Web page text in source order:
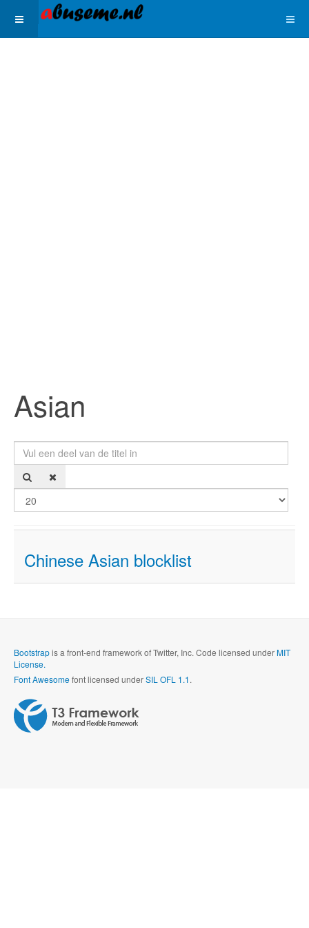
Asian
Vul een deel van de titel in
Chinese Asian blocklist
Bootstrapis a front-end framework of Twitter, Inc. Code licensed underMIT
License.
Font Awesomefont licensed underSIL OFL 1.1.